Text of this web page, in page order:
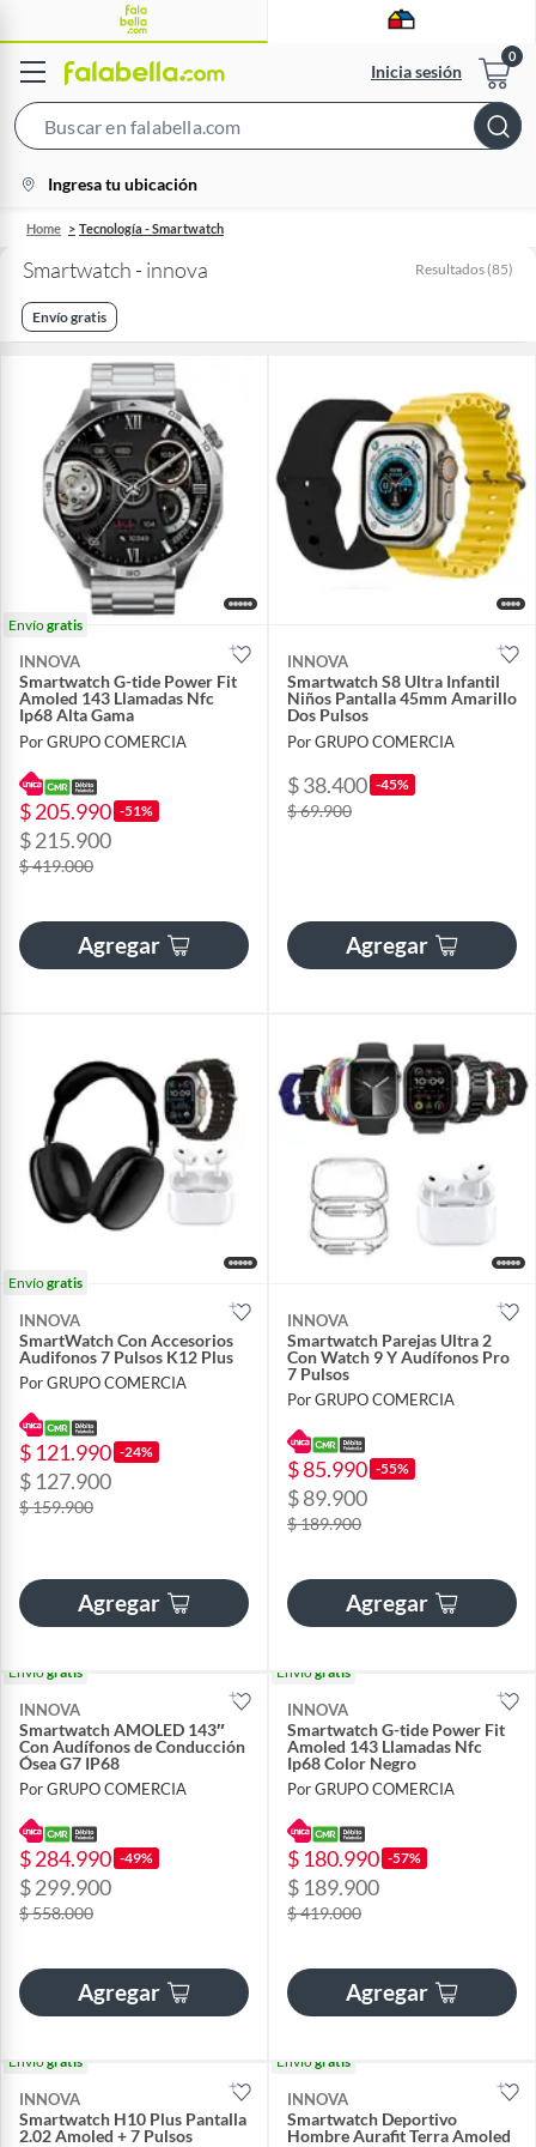
Inicia sesión
Bar
location-
icon
Ingresa tu ubicación
Home Tecnología - Smartwatch
Smartwatch - innova Resultados (85)
Envío gratis
Envíogratis
INNOVA
Smartwatch G-tide Power Fit
Amoled 143 Llamadas Nfc
Ip68 Alta Gama
Por GRUPO COMERCIA
$ 205.990 -51%
$ 215.900
$ 419.000
Agregar
INNOVA
Smartwatch S8 Ultra Infantil
Niños Pantalla 45mm Amarillo
Dos Pulsos
Por GRUPO COMERCIA
$ 38.400 -45%
$ 69.900
Agregar
Envíogratis
INNOVA
SmartWatch Con Accesorios
Audifonos 7 Pulsos K12 Plus
Por GRUPO COMERCIA
$ 121.990 -24%
$ 127.900
$ 159.900
Agregar
INNOVA
Smartwatch Parejas Ultra 2
Con Watch 9 Y Audífonos Pro
7 Pulsos
Por GRUPO COMERCIA
$ 85.990 -55%
$ 89.900
$ 189.900
Agregar
Envíogratis
INNOVA
Smartwatch AMOLED 143″
Con Audífonos de Conducción
Ósea G7 IP68
Por GRUPO COMERCIA
$ 284.990 -49%
$ 299.900
$ 558.000
Agregar
Envíogratis
INNOVA
Smartwatch G-tide Power Fit
Amoled 143 Llamadas Nfc
Ip68 Color Negro
Por GRUPO COMERCIA
$ 180.990 -57%
$ 189.900
$ 419.000
Agregar
Envíogratis
INNOVA
Smartwatch H10 Plus Pantalla
2.02 Amoled + 7 Pulsos
Envíogratis
INNOVA
Smartwatch Deportivo
Hombre Aurafit Terra Amoled